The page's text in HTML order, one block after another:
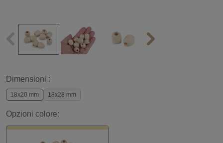
Dimensioni :
18x20 mm 18x28 mm
Opzioni colore: